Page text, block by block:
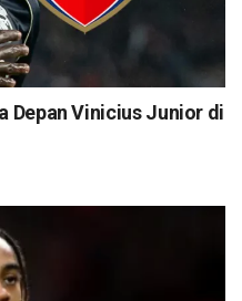
Depan Vinicius Junior di